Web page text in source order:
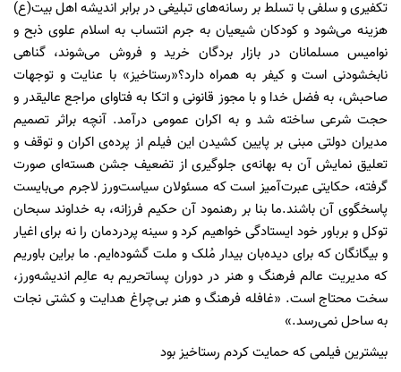
تکفیری و سلفی با تسلط بر رسانه‌های تبلیغی در برابر اندیشه‌ اهل بیت(ع)
هزینه می‌شود و کودکان شیعیان به جرم انتساب به اسلام علوی ذبح و
نوامیس مسلمانان در بازار بردگان خرید و فروش می‌شوند‌، گناهی
نابخشودنی است و کیفر به همراه دارد؟«رستاخیز» با عنایت و توجهات
صاحبش‌، به فضل خدا و با مجوز قانونی و اتکا به فتاوای مراجع عالیقدر و
حجت شرعی ساخته شد و به اکران عمومی درآمد. آنچه براثر تصمیم
مدیران دولتی مبنی بر پایین کشیدن این فیلم از پرده‌ی اکران و توقف و
تعلیق نمایش آن به بهانه‌ی جلوگیری از تضعیف جشن هسته‌ای صورت
گرفته، حکایتی عبرت‌آمیز است که مسئولان سیاست‌ورز لاجرم می‌بایست
پاسخگوی آن باشند.ما بنا بر رهنمود آن حکیم فرزانه‌، به خداوند سبحان
توکل و برباور خود ایستادگی خواهیم کرد و سینه پردردمان را نه برای اغیار
و بیگانگان که برای دیده‌بان بیدار مُلک و ملت گشوده‌ایم. ما براین باوریم
که مدیریت عالم فرهنگ و هنر در دوران پساتحریم به عالِم اندیشه‌ورز‌،
سخت‌ محتاج است. «غافله فرهنگ و هنر بی‌چراغ هدایت و کشتی نجات
به ساحل نمی‌رسد.»
بیشترین فیلمی که حمایت کردم رستاخیز بود